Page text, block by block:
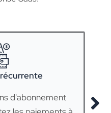
d'abonnement